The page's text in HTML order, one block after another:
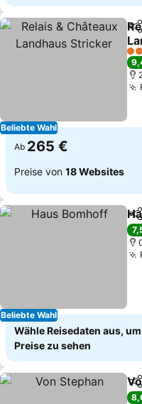
Beliebte Wahl
5
Ab 265 €
Preise von 18 Websites
Beliebte Wahl
Wähle Reisedaten aus,
Preise zu sehen